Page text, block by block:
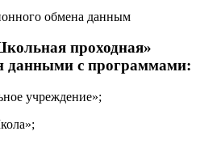
обмена данным
проходная»
данными с программами:
учреждение»;